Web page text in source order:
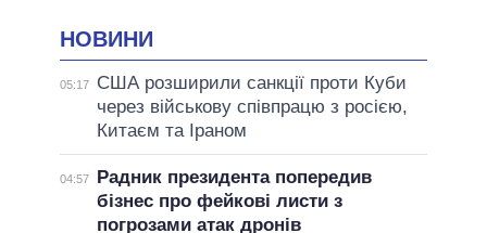
НОВИНИ
05:17
США розширили санкції проти Куби
через військову співпрацю з росією,
Китаєм та Іраном
04:57
Радник президента попередив
бізнес про фейкові листи з
погрозами атак дронів